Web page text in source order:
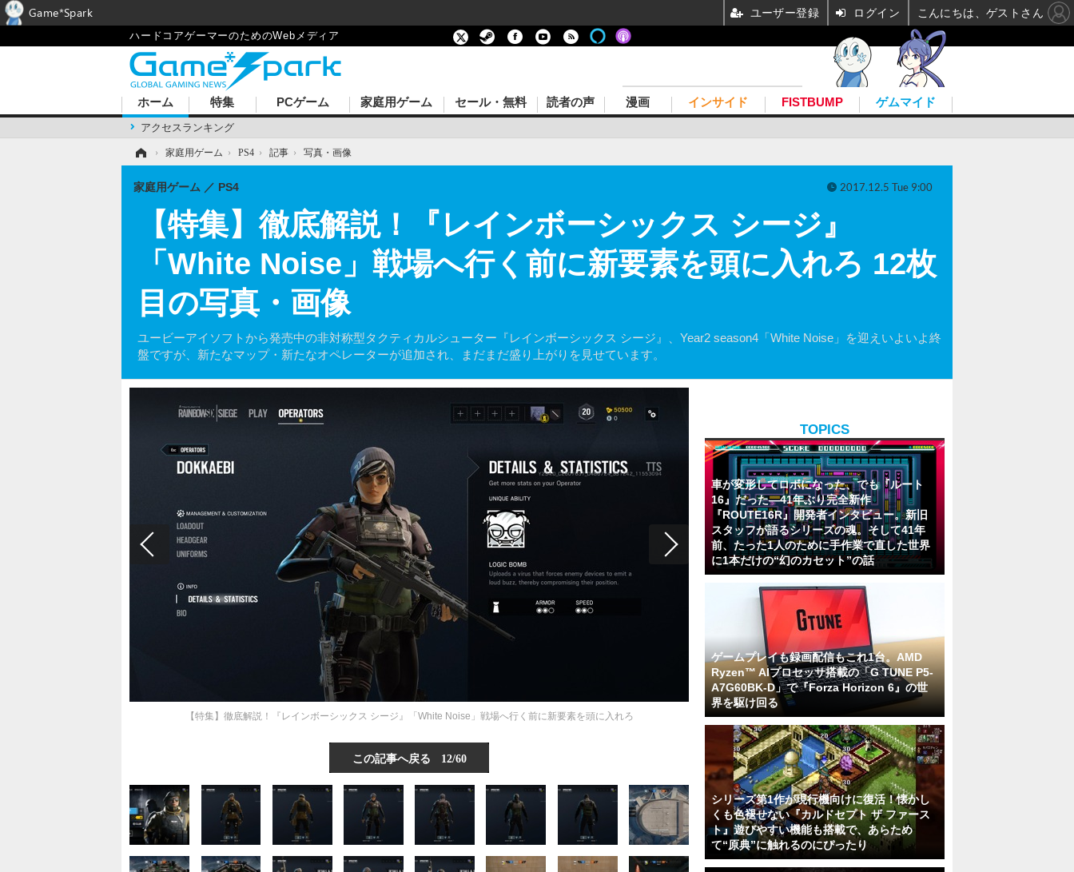
ハードコアゲーマーのためのWebメディア
ホーム
アクセスランキング
特集 PCゲーム 家庭用ゲーム セール・無料 読者の声 漫画 インサイド FISTBUMP ゲムマイド
› 家庭用ゲーム › PS4 › 記事 › 写真・画像
【特集】徹底解説！『レインボーシックス シージ』
「White Noise」戦場へ行く前に新要素を頭に入れろ 12枚
目の写真・画像
ユービーアイソフトから発売中の非対称型タクティカルシューター『レインボーシックス シージ』、Year2 season4「White Noise」を迎えいよいよ終
盤ですが、新たなマップ・新たなオペレーターが追加され、まだまだ盛り上がりを見せています。
家庭用ゲーム PS4 2017.12.5 Tue 9:00
【特集】徹底解説！『レインボーシックス シージ』「White Noise」戦場へ行く前に新要素を頭に入れろ
この記事へ戻る 12/60
TOPICS
車が変形してロボになった、でも『ルート
16』だった―41年ぶり完全新作
『ROUTE16R』開発者インタビュー。新旧
スタッフが語るシリーズの魂。そして41年
前、たった1人のために手作業で直した世界
に1本だけの“幻のカセット”の話
ゲームプレイも録画配信もこれ1台。AMD
Ryzen™ AIプロセッサ搭載の「G TUNE P5-
A7G60BK-D」で『Forza Horizon 6』の世
界を駆け回る
シリーズ第1作が現行機向けに復活！懐かし
くも色褪せない『カルドセプト ザ ファース
ト』遊びやすい機能も搭載で、あらため
て“原典”に触れるのにぴったり
Game*Spark ユーザー登録 ログイン こんにちは、ゲストさん